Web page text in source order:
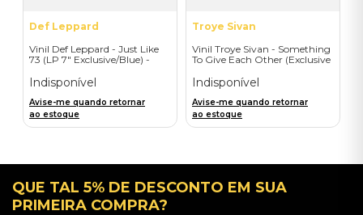
Def Leppard
Vinil Def Leppard - Just Like
73 (LP 7" Exclusive/Blue) -
Indisponível
Avise-me quando retornar
ao estoque
Troye Sivan
Vinil Troye Sivan - Something
To Give Each Other (Exclusive
Postcard) - Importado
Indisponível
Avise-me quando retornar
ao estoque
QUE TAL 5% DE DESCONTO EM SUA
PRIMEIRA COMPRA?